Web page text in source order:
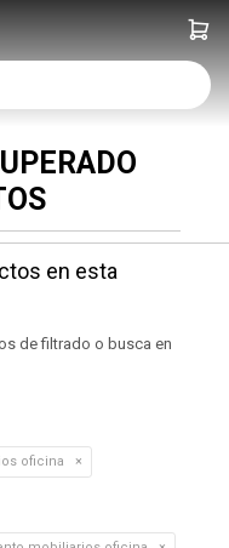
en esta
de filtrado o busca en
oficina